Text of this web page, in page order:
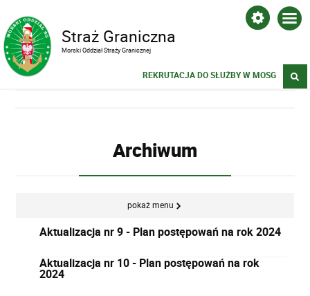
Straż Graniczna
Morski Oddział Straży Granicznej
REKRUTACJA DO SŁUŻBY W MOSG
Archiwum
pokaż menu
Aktualizacja nr 9 - Plan postępowań na rok 2024
Aktualizacja nr 10 - Plan postępowań na rok
2024